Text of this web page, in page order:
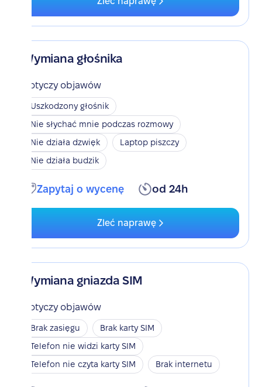
Wymiana głośnika
Dotyczy objawów
Uszkodzony głośnik
Nie słychać mnie podczas rozmowy
Nie działa dzwięk
Laptop piszczy
Nie działa budzik
Zapytaj o wycenę od 24h
Zleć naprawę
Wymiana gniazda SIM
Dotyczy objawów
Brak zasięgu
Brak karty SIM
Telefon nie widzi karty SIM
Telefon nie czyta karty SIM
Brak internetu